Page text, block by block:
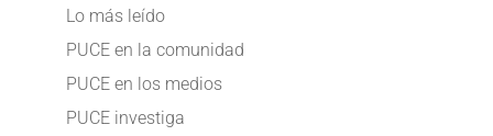
Lo más leído
PUCE en la comunidad
PUCE en los medios
PUCE investiga